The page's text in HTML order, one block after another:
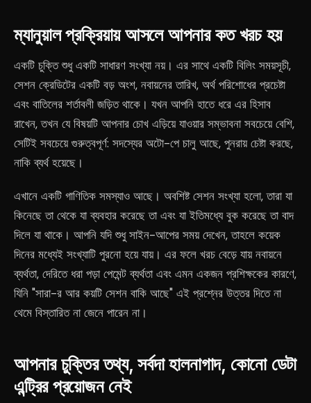
ম্যানুয়াল প্রক্রিয়ায় আসলে আপনার কত খরচ হয়
একটি চুক্তি শুধু একটি সাধারণ সংখ্যা নয়। এর সাথে একটি বিলিং সময়সূচী,
সেশন ক্রেডিটের একটি বড় অংশ, নবায়নের তারিখ, অর্থ পরিশোধের প্রচেষ্টা
এবং বাতিলের শর্তাবলী জড়িত থাকে। যখন আপনি হাতে ধরে এর হিসাব
রাখেন, তখন যে বিষয়টি আপনার চোখ এড়িয়ে যাওয়ার সম্ভাবনা সবচেয়ে বেশি,
সেটিই সবচেয়ে গুরুত্বপূর্ণ: সদস্যের অটো-পে চালু আছে, পুনরায় চেষ্টা করছে,
নাকি ব্যর্থ হয়েছে।
এখানে একটি গাণিতিক সমস্যাও আছে। অবশিষ্ট সেশন সংখ্যা হলো, তারা যা
কিনেছে তা থেকে যা ব্যবহার করেছে তা এবং যা ইতিমধ্যে বুক করেছে তা বাদ
দিলে যা থাকে। আপনি যদি শুধু সাইন-আপের সময় দেখেন, তাহলে কয়েক
দিনের মধ্যেই সংখ্যাটি পুরনো হয়ে যায়। এর ফলে খরচ বেড়ে যায় নবায়নে
ব্যর্থতা, দেরিতে ধরা পড়া পেমেন্ট ব্যর্থতা এবং এমন একজন প্রশিক্ষকের কারণে,
যিনি "সারা-র আর কয়টি সেশন বাকি আছে" এই প্রশ্নের উত্তর দিতে না
থেমে বিস্তারিত না জেনে পারেন না।
আপনার চুক্তির তথ্য, সর্বদা হালনাগাদ, কোনো ডেটা
এন্ট্রির প্রয়োজন নেই